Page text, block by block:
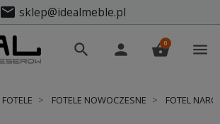
mail sklep@idealmeble.pl
search person shopping_basket
0 menu
FOTELE FOTELE NOWOCZESNE FOTEL